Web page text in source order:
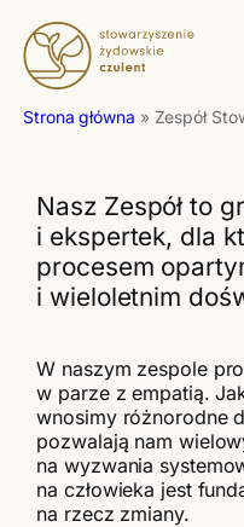
Przejdź
do
treści
Strona główna » Zespół
Nasz Zespół to
i ekspertek, dla
procesem
i wieloletnim
W naszym zespole
w parze z empatią.
wnosimy różnorodne
pozwalają nam
na wyzwania
na człowieka jest
na rzecz zmiany.